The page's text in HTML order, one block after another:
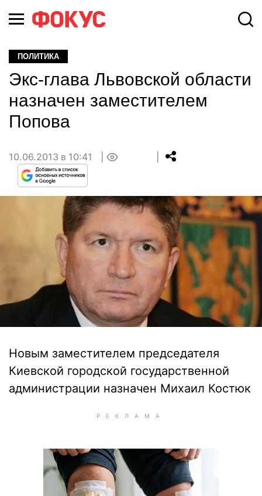
ПОЛИТИКА
Экс-глава Львовской области
назначен заместителем
Попова
10.06.2013 в 10:41
Новым заместителем председателя
Киевской городской государственной
администрации назначен Михаил Костюк